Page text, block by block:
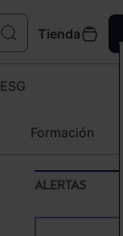
Tienda
ESG
Formación
ALERTAS